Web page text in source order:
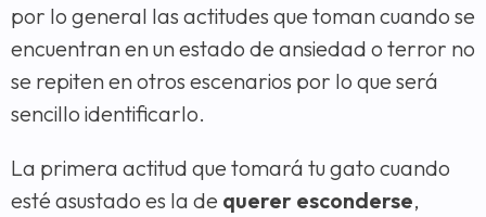
por lo general las actitudes que toman cuando se
encuentran en un estado de ansiedad o terror no
se repiten en otros escenarios por lo que será
sencillo identificarlo.
La primera actitud que tomará tu gato cuando
esté asustado es la de querer esconderse,